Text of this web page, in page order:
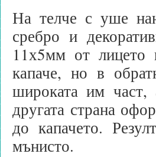
На телче с уше
сребро и
11х5мм от
капаче, но в
широката им
другата страна
до капачето.
мънисто.